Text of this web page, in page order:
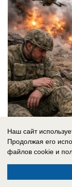
07.08.2026
«Там, где
Наш сайт
Продолжая его
файлов cookie и